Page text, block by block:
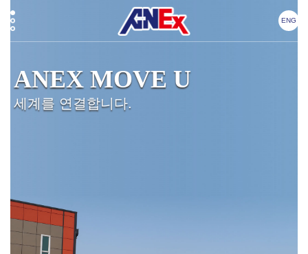
ENG
ANEX MOVE U
세계를 연결합니다.